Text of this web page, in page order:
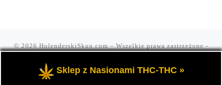
© 2026HolenderskiSkun.com– Wszelkie prawa zastrzeżone-
Blog HolenderskiSkun to portal o marihuanie i konopi indyjskiej
THC oraz cannabis CBD.
Sklep z Nasionami THC-THC »